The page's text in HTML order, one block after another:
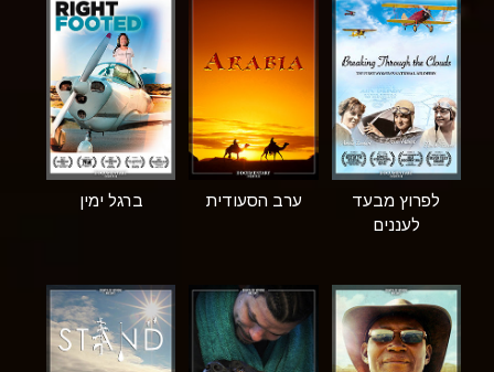
לפרוץ מבעד
לעננים
ערב הסעודית ברגל ימין